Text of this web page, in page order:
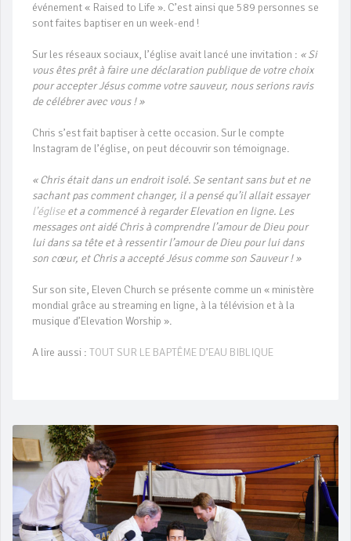
événement « Raised to Life ». C’est ainsi que 589 personnes se
sont faites baptiser en un week-end !
Sur les réseaux sociaux, l’église avait lancé une invitation : « Si
vous êtes prêt à faire une déclaration publique de votre choix
pour accepter Jésus comme votre sauveur, nous serions ravis
de célébrer avec vous ! »
Chris s’est fait baptiser à cette occasion. Sur le compte
Instagram de l’église, on peut découvrir son témoignage.
« Chris était dans un endroit isolé. Se sentant sans but et ne
sachant pas comment changer, il a pensé qu’il allait essayer
l’égliseet a commencé à regarder Elevation en ligne. Les
messages ont aidé Chris à comprendre l’amour de Dieu pour
lui dans sa tête et à ressentir l’amour de Dieu pour lui dans
son cœur, et Chris a accepté Jésus comme son Sauveur ! »
Sur son site, Eleven Church se présente comme un « ministère
mondial grâce au streaming en ligne, à la télévision et à la
musique d’Elevation Worship ».
A lire aussi : TOUT SUR LE BAPTÊME D’EAU BIBLIQUE